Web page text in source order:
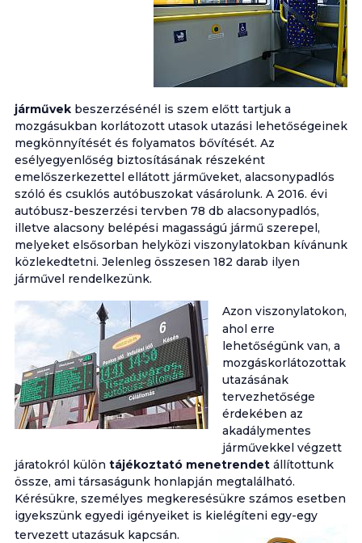
járművekbeszerzésénél is szem előtt tartjuk a
mozgásukban korlátozott utasok utazási lehetőségeinek
megkönnyítését és folyamatos bővítését. Az
esélyegyenlőség biztosításának részeként
emelőszerkezettel ellátott járműveket, alacsonypadlós
szóló és csuklós autóbuszokat vásárolunk. A 2016. évi
autóbusz-beszerzési tervben 78 db alacsonypadlós,
illetve alacsony belépési magasságú jármű szerepel,
melyeket elsősorban helyközi viszonylatokban kívánunk
közlekedtetni. Jelenleg összesen 182 darab ilyen
járművel rendelkezünk.
Azon viszonylatokon,
ahol erre
lehetőségünk van, a
mozgáskorlátozottak
utazásának
tervezhetősége
érdekében az
akadálymentes
járművekkel végzett
járatokról külön tájékoztató menetrendetállítottunk
össze, ami társaságunk honlapján megtalálható.
Kérésükre, személyes megkeresésükre számos esetben
igyekszünk egyedi igényeiket is kielégíteni egy-egy
tervezett utazásuk kapcsán.